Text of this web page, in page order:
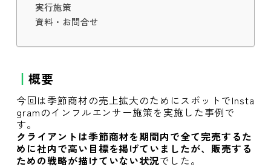
実行施策
資料・お問合せ
概要
今回は季節商材の売上拡大のためにスポットでInsta
gramのインフルエンサー施策を実施した事例で
す。
クライアントは季節商材を期間内で全て完売するた
めに社内で高い目標を掲げていましたが、販売する
ための戦略が描けていない状況でした。